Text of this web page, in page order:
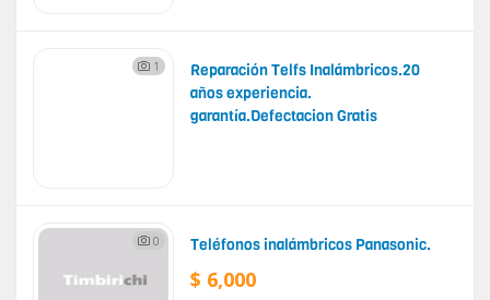
1
Reparación Telfs Inalámbricos.20
años experiencia.
garantía.Defectacion Gratis
0 Teléfonos inalámbricos Panasonic.
$ 6,000